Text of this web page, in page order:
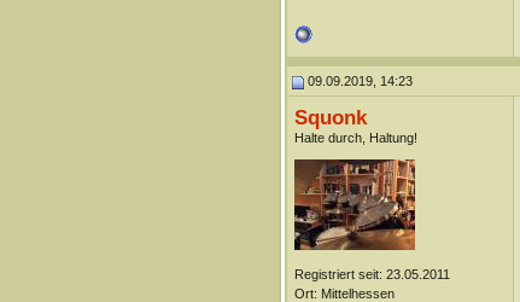
09.09.2019, 14:23
Squonk
Halte durch, Haltung!
Registriert seit: 23.05.2011
Ort: Mittelhessen